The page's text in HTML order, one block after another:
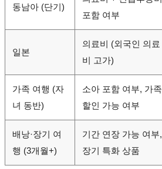
동남아 (단기)
포함 여부
일본
의료비 (외국인 의료
비 고가)
가족 여행 (자
녀 동반)
소아 포함 여부, 가족
할인 가능 여부
배낭·장기 여
행 (3개월+)
기간 연장 가능 여부,
장기 특화 상품